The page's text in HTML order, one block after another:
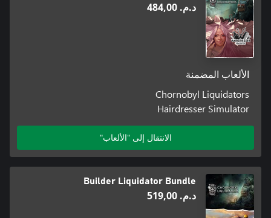
د.م.‏ 484,00
الألعاب المضمنة
Chornobyl Liquidators
Hairdresser Simulator
الانتقال إلى "الألعاب"
Builder Liquidator Bundle
د.م.‏ 519,00